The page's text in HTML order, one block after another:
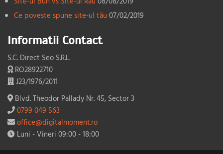
Ce poveste spune site-ul tău 07/02/2019
Informatii Contact
S.C. Direct Seo S.R.L.
RO28922710
J23/1976/2011
Blvd. Theodor Pallady Nr. 45, Sector 3
0799 049 563
office@digitalmoment.ro
Luni - Vineri 09:00 - 18:00